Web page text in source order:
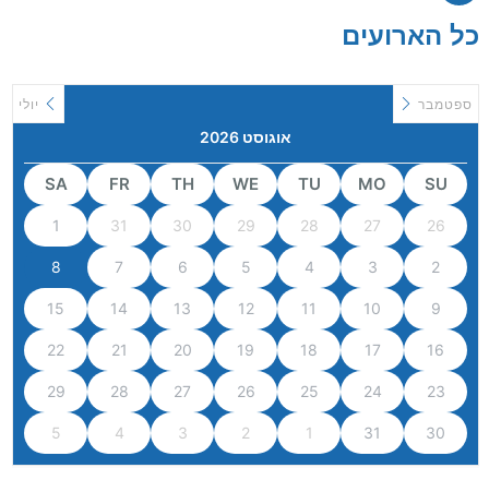
כל הארועים
יולי
אוגוסט 2026
ספטמבר
SU
MO
TU
WE
TH
FR
SA
26
27
28
29
30
31
1
2
3
4
5
6
7
8
9
10
11
12
13
14
15
16
17
18
19
20
21
22
23
24
25
26
27
28
29
30
31
1
2
3
4
5